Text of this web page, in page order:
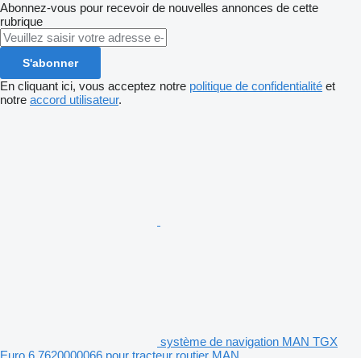
Abonnez-vous pour recevoir de nouvelles annonces de cette
rubrique
S'abonner
En cliquant ici, vous acceptez notre politique de confidentialité et
notre accord utilisateur.
système de navigation MAN TGX
Euro 6 7620000066 pour tracteur routier MAN